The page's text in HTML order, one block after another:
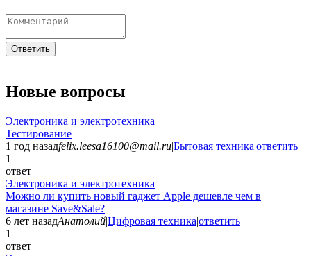
Ответить
Новые вопросы
Электроника и электротехника
Тестирование
1 год назадfelix.leesa16100@mail.ru|Бытовая техника|ответить
1
ответ
Электроника и электротехника
Можно ли купить новый гаджет Apple дешевле чем в
магазине Save&Sale?
6 лет назадАнатолий|Цифровая техника|ответить
1
ответ